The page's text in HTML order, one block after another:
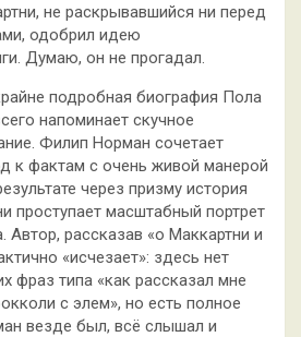
не раскрывавшийся ни перед
одобрил идею
Думаю, он не прогадал.
подробная биография Пола
напоминает скучное
Филип Норман сочетает
к фактам с очень живой манерой
через призму история
проступает масштабный портрет
Автор, рассказав «о Маккартни и
«исчезает»: здесь нет
фраз типа «как рассказал мне
с элем», но есть полное
везде был, всё слышал и